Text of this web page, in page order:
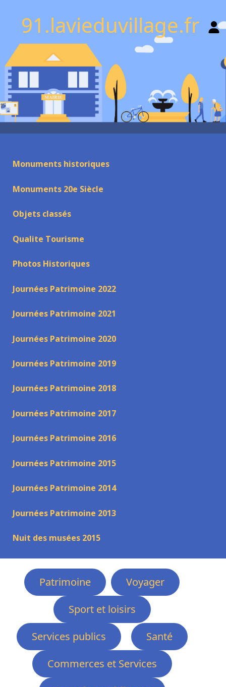
91.lavieduvillage.fr
Monuments historiques
Monuments 20e Siècle
Objets classés
Qualite Tourisme
Photos Historiques
Journées Patrimoine 2022
Journées Patrimoine 2021
Journées Patrimoine 2020
Journées Patrimoine 2019
Journées Patrimoine 2018
Journées Patrimoine 2017
Journées Patrimoine 2016
Journées Patrimoine 2015
Journées Patrimoine 2014
Journées Patrimoine 2013
Nuit des musées 2015
Patrimoine
Voyager
Sport et loisirs
Services publics
Santé
Commerces et Services